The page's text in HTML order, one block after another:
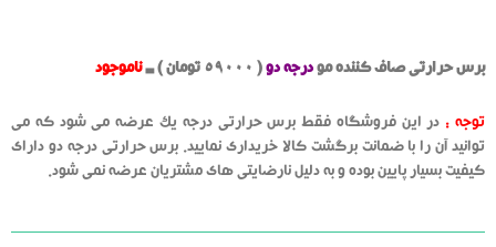
برس حرارتی صاف کننده مودرجه دو( 59000 تومان ) = ناموجود
توجه : در این فروشگاه فقط برس حرارتی درجه یک عرضه می شود که می
توانید آن را با ضمانت برگشت کالا خریداری نمایید. برس حرارتی درجه دو دارای
کیفیت بسیار پایین بوده و به دلیل نارضایتی های مشتریان عرضه نمی شود.